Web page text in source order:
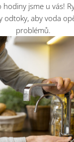
hodiny jsme u vás!
odtoky, aby voda
problémů.